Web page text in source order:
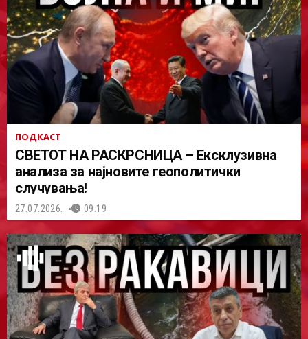
ПОДКАСТ
СВЕТОТ НА РАСКРСНИЦА – Ексклузивна
анализа за најновите геополитички
случувања!
27.07.2026. 09:19